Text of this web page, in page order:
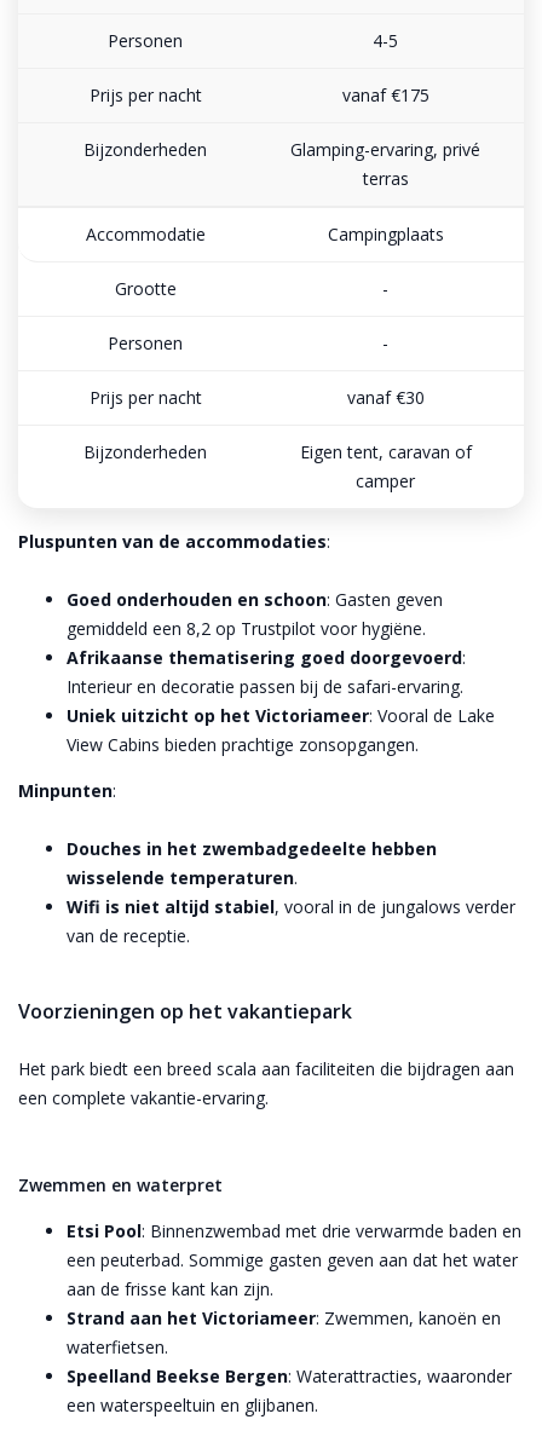
4-5
vanaf €175
Glamping-ervaring, privé
terras
Campingplaats
-
-
vanaf €30
Eigen tent, caravan of
camper
Pluspunten van de accommodaties:
Goed onderhouden en schoon: Gasten geven
gemiddeld een 8,2 op Trustpilot voor hygiëne.
Afrikaanse thematisering goed doorgevoerd:
Interieur en decoratie passen bij de safari-ervaring.
Uniek uitzicht op het Victoriameer: Vooral de Lake
View Cabins bieden prachtige zonsopgangen.
Minpunten:
Douches in het zwembadgedeelte hebben
wisselende temperaturen.
Wifi is niet altijd stabiel, vooral in de jungalows verder
van de receptie.
Voorzieningen op het vakantiepark
Het park biedt een breed scala aan faciliteiten die bijdragen aan
een complete vakantie-ervaring.
Zwemmen en waterpret
Etsi Pool: Binnenzwembad met drie verwarmde baden en
een peuterbad. Sommige gasten geven aan dat het water
aan de frisse kant kan zijn.
Strand aan het Victoriameer: Zwemmen, kanoën en
waterfietsen.
Speelland Beekse Bergen: Waterattracties, waaronder
een waterspeeltuin en glijbanen.